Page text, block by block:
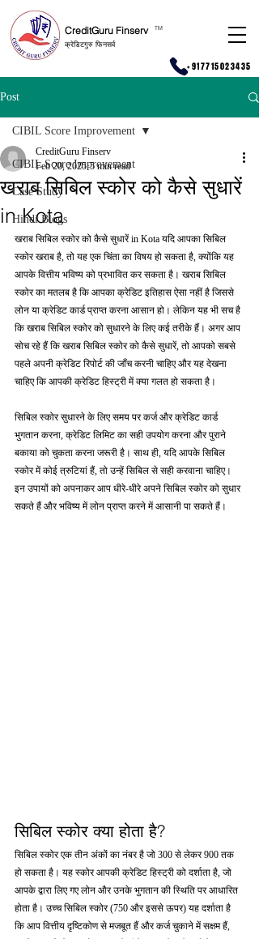
CreditGuru Finserv
क्रेडिटगुरु फिनसर्व
TM
+917715023435
Post
CIBIL Score Improvement
Case Study
Hindi Blogs
CIBIL Score Improvement
खराब सिबिल स्कोर को कैसे सुधारें
in Kota
CreditGuru Finserv
Feb 20, 2025 5 min read
खराब सिबिल स्कोर को कैसे सुधारें in Kota यदि आपका सिबिल
स्कोर खराब है, तो यह एक चिंता का विषय हो सकता है, क्योंकि यह
आपके वित्तीय भविष्य को प्रभावित कर सकता है। खराब सिबिल
स्कोर का मतलब है कि आपका क्रेडिट इतिहास ऐसा नहीं है जिससे
लोन या क्रेडिट कार्ड प्राप्त करना आसान हो। लेकिन यह भी सच है
कि खराब सिबिल स्कोर को सुधारने के लिए कई तरीके हैं। अगर आप
सोच रहे हैं कि खराब सिबिल स्कोर को कैसे सुधारें, तो आपको सबसे
पहले अपनी क्रेडिट रिपोर्ट की जाँच करनी चाहिए और यह देखना
चाहिए कि आपकी क्रेडिट हिस्ट्री में क्या गलत हो सकता है।
सिबिल स्कोर सुधारने के लिए समय पर कर्ज और क्रेडिट कार्ड
भुगतान करना, क्रेडिट लिमिट का सही उपयोग करना और पुराने
बकाया को चुकता करना जरूरी है। साथ ही, यदि आपके सिबिल
स्कोर में कोई त्रुटियां हैं, तो उन्हें सिबिल से सही करवाना चाहिए।
इन उपायों को अपनाकर आप धीरे-धीरे अपने सिबिल स्कोर को सुधार
सकते हैं और भविष्य में लोन प्राप्त करने में आसानी पा सकते हैं।
सिबिल स्कोर क्या होता है?
सिबिल स्कोर एक तीन अंकों का नंबर है जो 300 से लेकर 900 तक
हो सकता है। यह स्कोर आपकी क्रेडिट हिस्ट्री को दर्शाता है, जो
आपके द्वारा लिए गए लोन और उनके भुगतान की स्थिति पर आधारित
होता है। उच्च सिबिल स्कोर (750 और इससे ऊपर) यह दर्शाता है
कि आप वित्तीय दृष्टिकोण से मजबूत हैं और कर्ज चुकाने में सक्षम हैं,